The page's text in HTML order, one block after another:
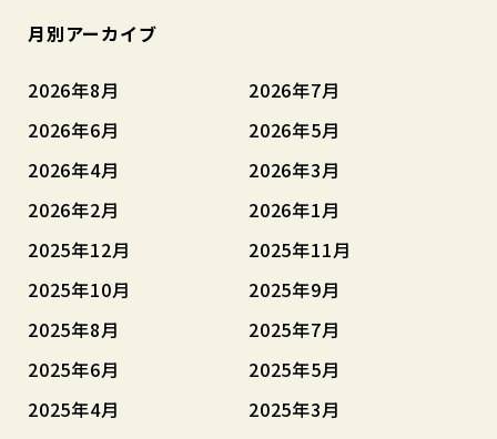
月別アーカイブ
2026年8月
2026年7月
2026年6月
2026年5月
2026年4月
2026年3月
2026年2月
2026年1月
2025年12月
2025年11月
2025年10月
2025年9月
2025年8月
2025年7月
2025年6月
2025年5月
2025年4月
2025年3月